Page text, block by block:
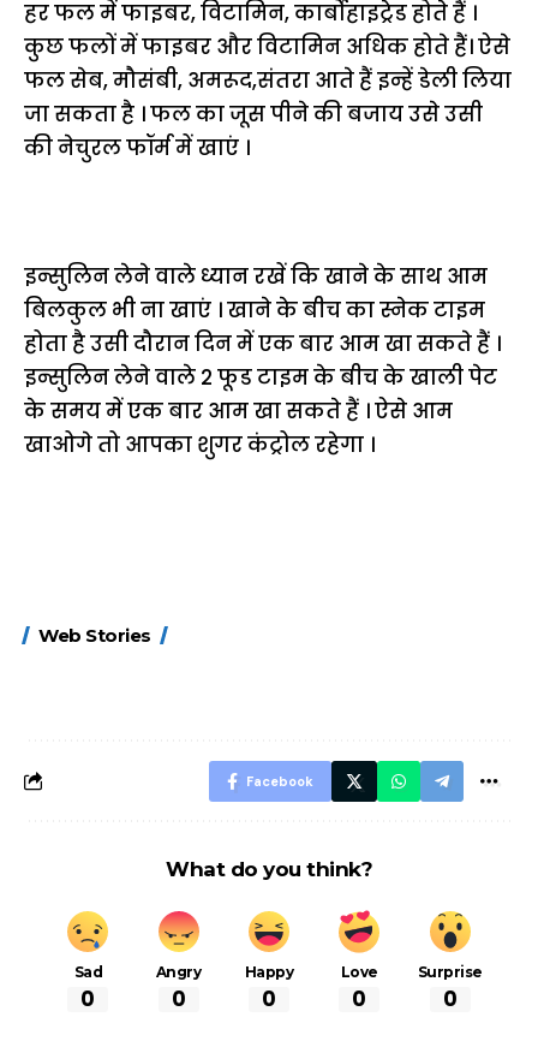
हर फल में फाइबर, विटामिन, कार्बोहाइट्रेड होते हैं ।
कुछ फलों में फाइबर और विटामिन अधिक होते हैं। ऐसे
फल सेब, मौसंबी, अमरूद,संतरा आते हैं इन्हें डेली लिया
जा सकता है । फल का जूस पीने की बजाय उसे उसी
की नेचुरल फॉर्म में खाएं ।
इन्सुलिन लेने वाले ध्यान रखें कि खाने के साथ आम
बिलकुल भी ना खाएं । खाने के बीच का स्नेक टाइम
होता है उसी दौरान दिन में एक बार आम खा सकते हैं ।
इन्सुलिन लेने वाले 2 फूड टाइम के बीच के खाली पेट
के समय में एक बार आम खा सकते हैं । ऐसे आम
खाओगे तो आपका शुगर कंट्रोल रहेगा ।
Web Stories
FASTag के ये नए
Facebook
What do you think?
Sad
0
Angry
0
Happy
0
Love
0
Surprise
0